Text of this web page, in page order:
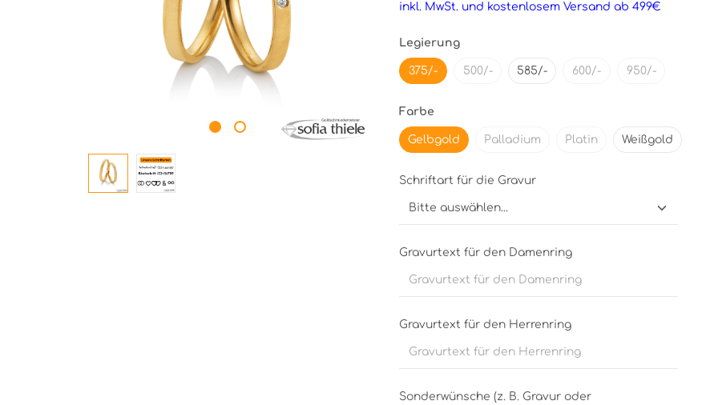
inkl. MwSt. und kostenlosem Versand ab 499€
Legierung
375/- 500/- 585/- 600/- 950/-
Farbe
Gelbgold Palladium Platin Weißgold
Schriftart für die Gravur
Gravurtext für den Damenring
Gravurtext für den Herrenring
Sonderwünsche (z. B. Gravur oder